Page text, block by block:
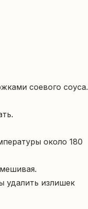
соевого соуса.
около 180
удалить излишек